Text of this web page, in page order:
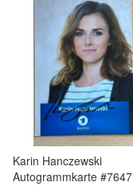
Karin Hanczewski
Autogrammkarte #7647